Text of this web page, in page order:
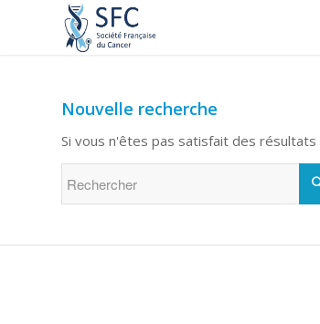
Nouvelle recherche
Si vous n'êtes pas satisfait des